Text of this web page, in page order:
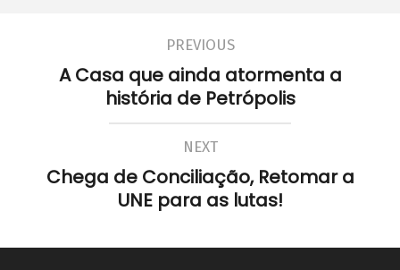
PREVIOUS
A Casa que ainda atormenta a
história de Petrópolis
NEXT
Chega de Conciliação, Retomar a
UNE para as lutas!